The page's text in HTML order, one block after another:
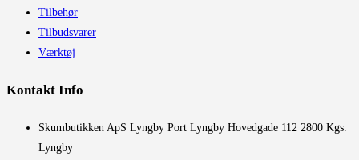
Tilbehør
Tilbudsvarer
Værktøj
Kontakt Info
​Skumbutikken ApS Lyngby Port Lyngby Hovedgade 112 2800 Kgs.
Lyngby